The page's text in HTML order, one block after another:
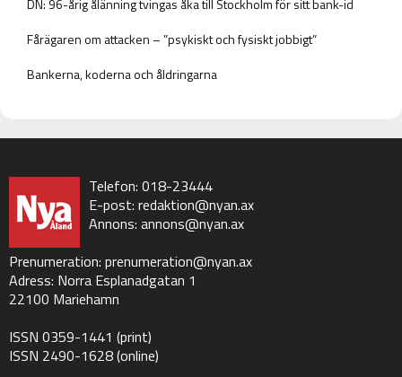
Fårägaren om attacken – ”psykiskt och fysiskt jobbigt”
Bankerna, koderna och åldringarna
Telefon: 018-23444
E-post: redaktion@nyan.ax
Annons: annons@nyan.ax
Prenumeration: prenumeration@nyan.ax
Adress: Norra Esplanadgatan 1
22100 Mariehamn
ISSN 0359-1441 (print)
ISSN 2490-1628 (online)